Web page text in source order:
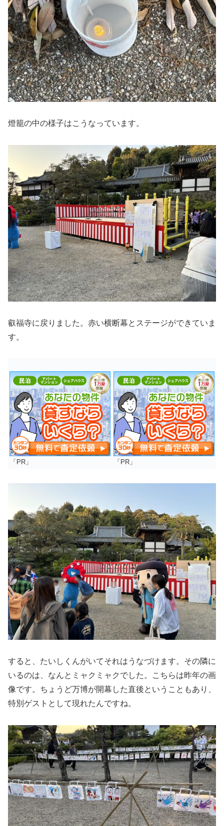
燈籠の中の様子はこうなっています。
叡福寺に戻りました。赤い横断幕とステージができていま
す。
「PR」 「PR」
すると、たいしくんがいてそれはうなづけます。その隣に
いるのは、なんとミャクミャクでした。こちらは昨年の画
像です。ちょうど万博が開幕した直後ということもあり、
特別ゲストとして現れたんですね。